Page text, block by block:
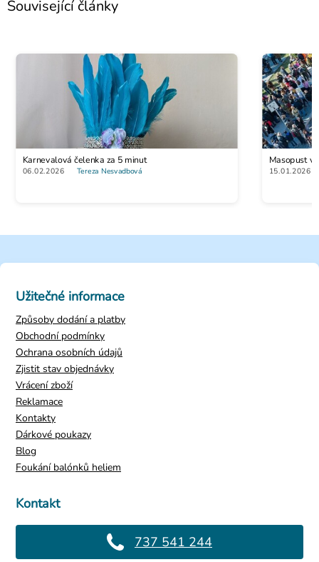
Související články
Karnevalová čelenka za 5 minut
06.02.2026 Tereza Nesvadbová
Masopust
15.01.2026
Kontakt
737 541 244
Užitečné informace
Způsoby dodání a platby
Obchodní podmínky
Ochrana osobních údajů
Zjistit stav objednávky
Vrácení zboží
Reklamace
Kontakty
Dárkové poukazy
Blog
Foukání balónků heliem